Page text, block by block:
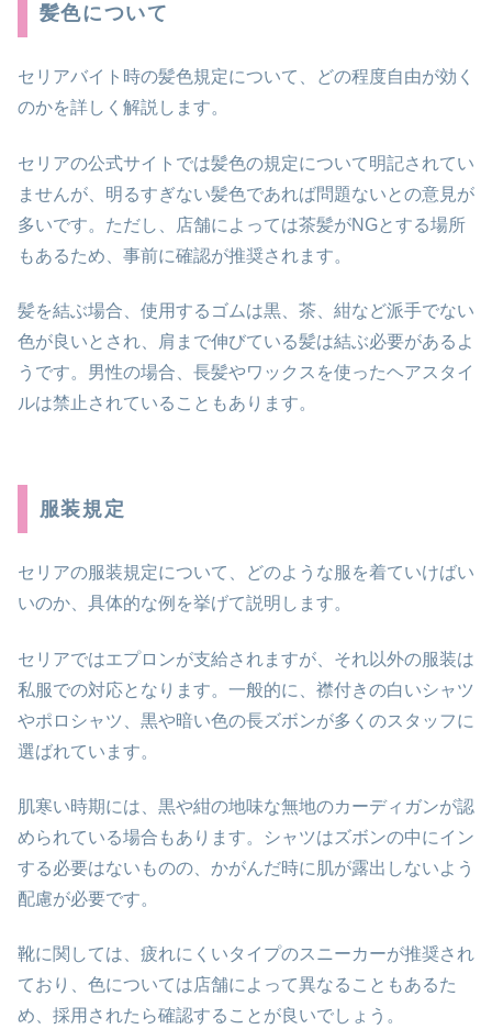
髪色について
セリアバイト時の髪色規定について、どの程度自由が効く
のかを詳しく解説します。
セリアの公式サイトでは髪色の規定について明記されてい
ませんが、明るすぎない髪色であれば問題ないとの意見が
多いです。ただし、店舗によっては茶髪がNGとする場所
もあるため、事前に確認が推奨されます。
髪を結ぶ場合、使用するゴムは黒、茶、紺など派手でない
色が良いとされ、肩まで伸びている髪は結ぶ必要があるよ
うです。男性の場合、長髪やワックスを使ったヘアスタイ
ルは禁止されていることもあります。
服装規定
セリアの服装規定について、どのような服を着ていけばい
いのか、具体的な例を挙げて説明します。
セリアではエプロンが支給されますが、それ以外の服装は
私服での対応となります。一般的に、襟付きの白いシャツ
やポロシャツ、黒や暗い色の長ズボンが多くのスタッフに
選ばれています。
肌寒い時期には、黒や紺の地味な無地のカーディガンが認
められている場合もあります。シャツはズボンの中にイン
する必要はないものの、かがんだ時に肌が露出しないよう
配慮が必要です。
靴に関しては、疲れにくいタイプのスニーカーが推奨され
ており、色については店舗によって異なることもあるた
め、採用されたら確認することが良いでしょう。